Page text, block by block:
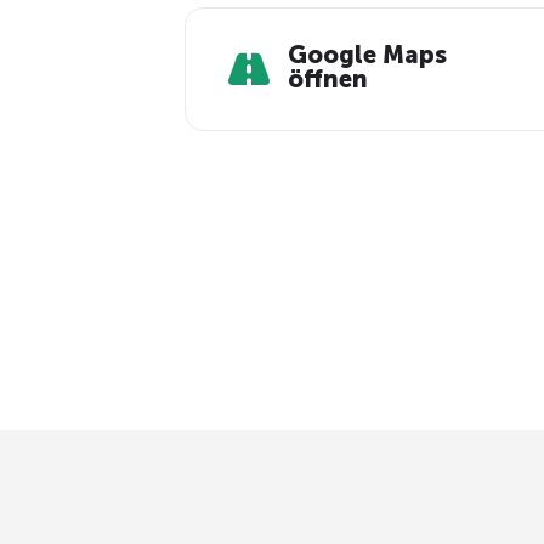
Google Maps
öffnen